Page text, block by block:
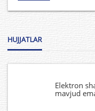
HUJJATLAR
Elektron
mavjud